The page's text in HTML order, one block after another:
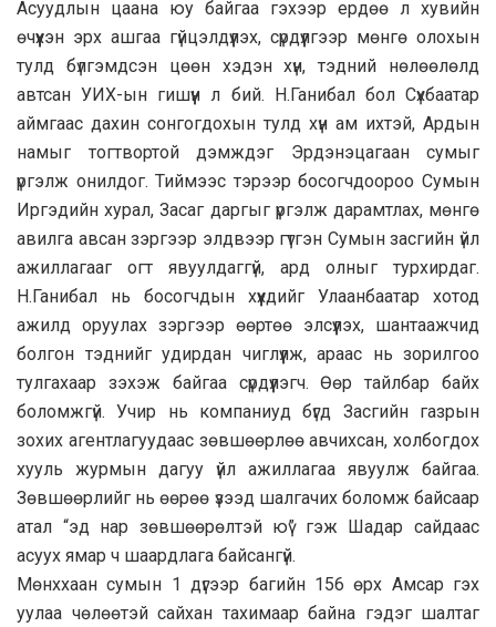
Асуудлын цаана юу байгаа гэхээр ердөө л хувийн
өчүүхэн эрх ашгаа гүйцэлдүүлэх, сүрдүүлгээр мөнгө олохын
тулд бүлгэмдсэн цөөн хэдэн хүн, тэдний нөлөөлөлд
автсан УИХ-ын гишүүн л бий. Н.Ганибал бол Сүхбаатар
аймгаас дахин сонгогдохын тулд хүн ам ихтэй, Ардын
намыг тогтвортой дэмждэг Эрдэнэцагаан сумыг
үргэлж онилдог. Тиймээс тэрээр босогчдоороо Сумын
Иргэдийн хурал, Засаг даргыг үргэлж дарамтлах, мөнгө
авилга авсан зэргээр элдвээр гүтгэн Сумын засгийн үйл
ажиллагааг огт явуулдаггүй, ард олныг турхирдаг.
Н.Ганибал нь босогчдын хүүхдийг Улаанбаатар хотод
ажилд оруулах зэргээр өөртөө элсүүлэх, шантаажчид
болгон тэднийг удирдан чиглүүлж, араас нь зорилгоо
тулгахаар зэхэж байгаа сүрдүүлэгч. Өөр тайлбар байх
боломжгүй. Учир нь компаниуд бүгд Засгийн газрын
зохих агентлагуудаас зөвшөөрлөө авчихсан, холбогдох
хууль журмын дагуу үйл ажиллагаа явуулж байгаа.
Зөвшөөрлийг нь өөрөө үзээд шалгачих боломж байсаар
атал “эд нар зөвшөөрөлтэй юү” гэж Шадар сайдаас
асуух ямар ч шаардлага байсангүй.
Мөнххаан сумын 1 дүгээр багийн 156 өрх Амсар гэх
уулаа чөлөөтэй сайхан тахимаар байна гэдэг шалтаг